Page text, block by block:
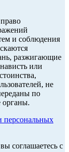
и соблюдения
разжигающие
или
не
по
органы.
персональных
соглашаетесь с